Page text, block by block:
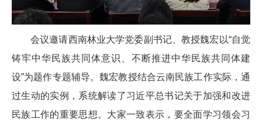
会议邀请西南林业大学党委副书记、教授魏宏以“自觉
铸牢中华民族共同体意识、不断推进中华民族共同体建
设”为题作专题辅导。魏宏教授结合云南民族工作实际，通
过生动的实例，系统解读了习近平总书记关于加强和改进
民族工作的重要思想。大家一致表示，要全面学习领会习